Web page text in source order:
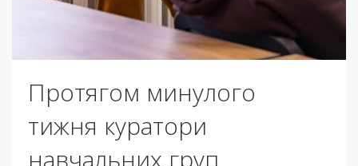
Протягом минулого
тижня куратори
навчальних груп